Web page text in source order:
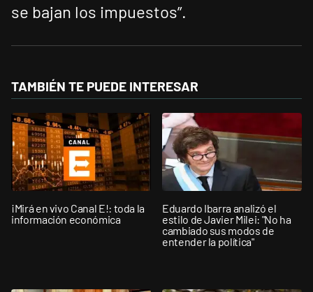
se bajan los impuestos”.
TAMBIÉN TE PUEDE INTERESAR
¡Mirá en vivo Canal E!: toda la
información económica
Eduardo Ibarra analizó el
estilo de Javier Milei: "No ha
cambiado sus modos de
entender la política"